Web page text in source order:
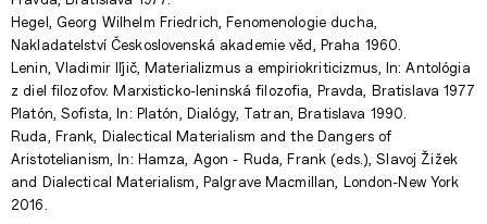
Hegel, Georg Wilhelm Friedrich, Fenomenologie ducha,
Nakladatelství Československá akademie věd, Praha 1960.
Lenin, Vladimir Iľjič, Materializmus a empiriokriticizmus, In: Antológia
z diel filozofov. Marxisticko-leninská filozofia, Pravda, Bratislava 1977
Platón, Sofista, In: Platón, Dialógy, Tatran, Bratislava 1990.
Ruda, Frank, Dialectical Materialism and the Dangers of
Aristotelianism, In: Hamza, Agon - Ruda, Frank (eds.), Slavoj Žižek
and Dialectical Materialism, Palgrave Macmillan, London-New York
2016.